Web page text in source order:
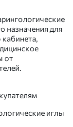
назначения для
от
иглы